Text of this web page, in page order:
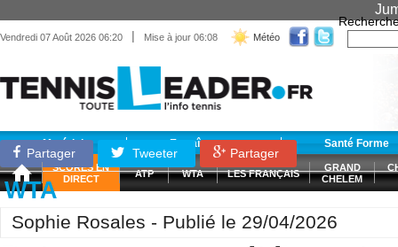
Vendredi 07 Août 2026 06:20 | Mise à jour 06:08 Météo
Matériel Entraînement Santé Forme
SCORES EN
DIRECT
ATP WTA LES FRANÇAIS
GRAND
CHELEM
Partager Tweeter Partager
WTA
Sophie Rosales - Publié le 29/04/2026